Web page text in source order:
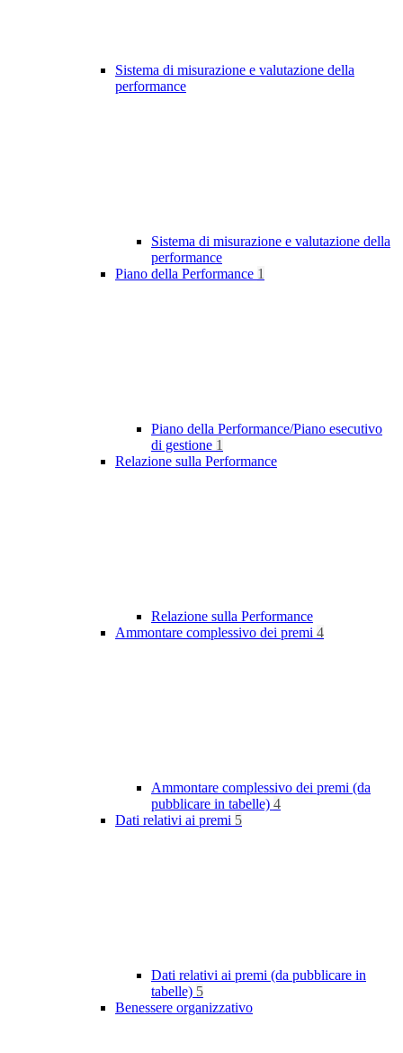
Sistema di misurazione e valutazione della
performance
Sistema di misurazione e valutazione della
performance
Piano della Performance 1
Piano della Performance/Piano esecutivo
di gestione 1
Relazione sulla Performance
Relazione sulla Performance
Ammontare complessivo dei premi 4
Ammontare complessivo dei premi (da
pubblicare in tabelle) 4
Dati relativi ai premi 5
Dati relativi ai premi (da pubblicare in
tabelle) 5
Benessere organizzativo